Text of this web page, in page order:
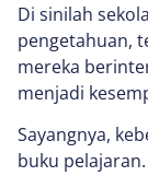
Di sinilah
pengetahuan,
mereka
menjadi
Sayangnya,
buku